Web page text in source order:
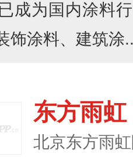
成为国内涂料
饰涂料、建筑涂
东方雨虹